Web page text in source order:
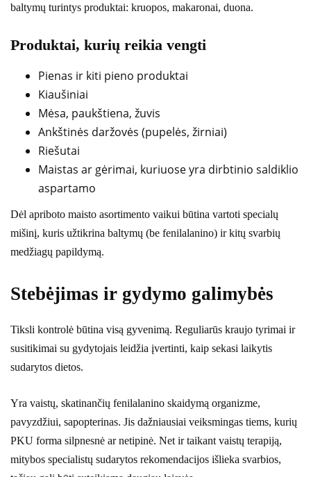
baltymų turintys produktai: kruopos, makaronai, duona.
Produktai, kurių reikia vengti
Pienas ir kiti pieno produktai
Kiaušiniai
Mėsa, paukštiena, žuvis
Ankštinės daržovės (pupelės, žirniai)
Riešutai
Maistas ar gėrimai, kuriuose yra dirbtinio saldiklio
aspartamo
Dėl apriboto maisto asortimento vaikui būtina vartoti specialų
mišinį, kuris užtikrina baltymų (be fenilalanino) ir kitų svarbių
medžiagų papildymą.
Stebėjimas ir gydymo galimybės
Tiksli kontrolė būtina visą gyvenimą. Reguliarūs kraujo tyrimai ir
susitikimai su gydytojais leidžia įvertinti, kaip sekasi laikytis
sudarytos dietos.
Yra vaistų, skatinančių fenilalanino skaidymą organizme,
pavyzdžiui, sapopterinas. Jis dažniausiai veiksmingas tiems, kurių
PKU forma silpnesnė ar netipinė. Net ir taikant vaistų terapiją,
mitybos specialistų sudarytos rekomendacijos išlieka svarbios,